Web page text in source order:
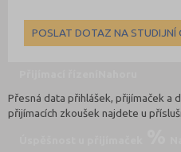
POSLAT DOTAZ NA STUDIJNÍ
Přesná data přihlášek, přijímaček a
přijímacích zkoušek najdete u